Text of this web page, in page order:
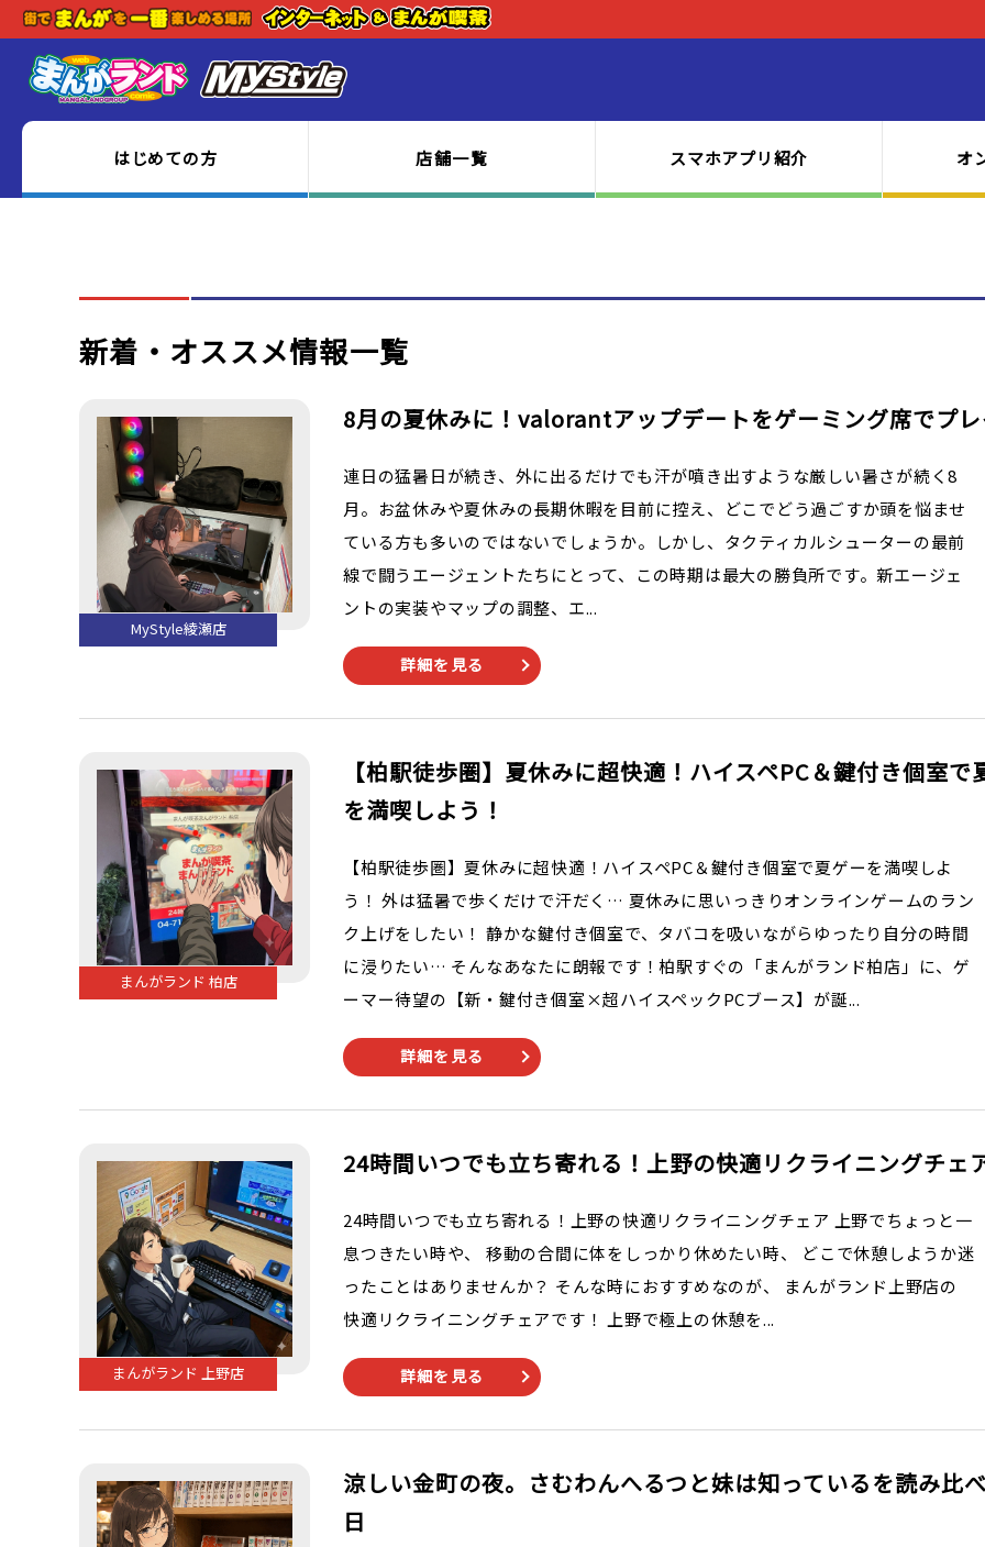
はじめての方 店舗一覧 スマホアプリ紹介 オ
新着・オススメ情報一覧
MyStyle綾瀬店
8月の夏休みに！valorantアップデートをゲーミング席でプ
連日の猛暑日が続き、外に出るだけでも汗が噴き出すような厳しい暑さが続く8
月。お盆休みや夏休みの長期休暇を目前に控え、どこでどう過ごすか頭を悩ませ
ている方も多いのではないでしょうか。しかし、タクティカルシューターの最前
線で闘うエージェントたちにとって、この時期は最大の勝負所です。新エージェ
ントの実装やマップの調整、エ...
詳細を見る
まんがランド 柏店
【柏駅徒歩圏】夏休みに超快適！ハイスペPC＆鍵付き個室で
を満喫しよう！
【柏駅徒歩圏】夏休みに超快適！ハイスペPC＆鍵付き個室で夏ゲーを満喫しよ
う！ 外は猛暑で歩くだけで汗だく… 夏休みに思いっきりオンラインゲームのラン
ク上げをしたい！ 静かな鍵付き個室で、タバコを吸いながらゆったり自分の時間
に浸りたい… そんなあなたに朗報です！柏駅すぐの「まんがランド柏店」に、ゲ
ーマー待望の【新・鍵付き個室×超ハイスペックPCブース】が誕...
詳細を見る
まんがランド 上野店
24時間いつでも立ち寄れる！上野の快適リクライニングチェ
24時間いつでも立ち寄れる！上野の快適リクライニングチェア 上野でちょっと一
息つきたい時や、 移動の合間に体をしっかり休めたい時、 どこで休憩しようか迷
ったことはありませんか？ そんな時におすすめなのが、 まんがランド上野店の
快適リクライニングチェアです！ 上野で極上の休憩を...
詳細を見る
涼しい金町の夜。さむわんへるつと妹は知っているを読み比
日